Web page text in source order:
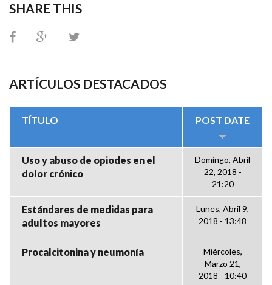
SHARE THIS
ARTÍCULOS DESTACADOS
TÍTULO POST DATE
Uso y abuso de opiodes en el
dolor crónico
Domingo, Abril
22, 2018 -
21:20
Estándares de medidas para
adultos mayores
Lunes, Abril 9,
2018 - 13:48
Procalcitonina y neumonía
Miércoles,
Marzo 21,
2018 - 10:40